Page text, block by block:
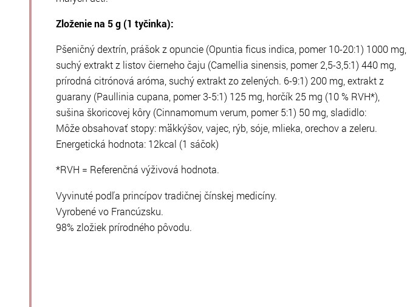
Zloženie na 5 g (1 tyčinka):
Pšeničný dextrín, prášok z opuncie (Opuntia ficus indica, pomer 10-20:1) 1000 mg,
suchý extrakt z listov čierneho čaju (Camellia sinensis, pomer 2,5-3,5:1) 440 mg,
prírodná citrónová aróma, suchý extrakt zo zelených. 6-9:1) 200 mg, extrakt z
guarany (Paullinia cupana, pomer 3-5:1) 125 mg, horčík 25 mg (10 % RVH*),
sušina škoricovej kôry (Cinnamomum verum, pomer 5:1) 50 mg, sladidlo:
Môže obsahovať stopy: mäkkýšov, vajec, rýb, sóje, mlieka, orechov a zeleru.
Energetická hodnota: 12kcal (1 sáčok)
*RVH = Referenčná výživová hodnota.
Vyvinuté podľa princípov tradičnej čínskej medicíny.
Vyrobené vo Francúzsku.
98% zložiek prírodného pôvodu.